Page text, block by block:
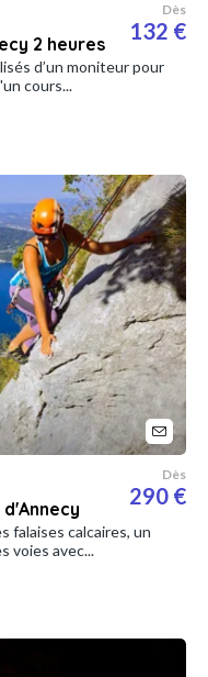
2 heures
Dès
132 €
d’un moniteur pour
cours...
Dès
290 €
falaises calcaires, un
voies avec...